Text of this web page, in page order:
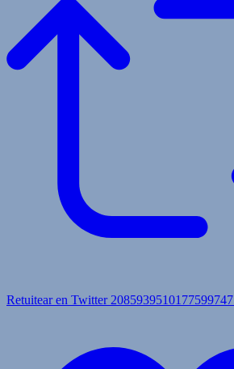
Retuitear en Twitter 2085939510177599747